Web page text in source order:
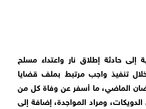
حادثة إطلاق نار واعتداء مسلح
تنفيذ واجب مرتبط بملف قضايا
الماضي، ما أسفر عن وفاة كل من
ومراد المواجدة، إضافة إلى